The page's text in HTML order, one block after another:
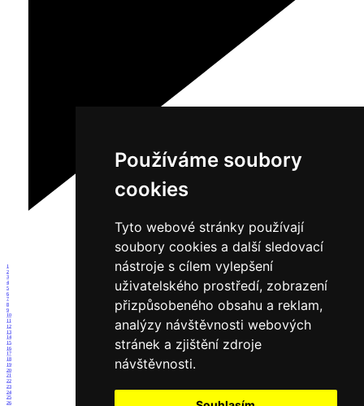
Používáme soubory
cookies
Tyto webové stránky používají
soubory cookies a další sledovací
nástroje s cílem vylepšení
uživatelského prostředí, zobrazení
přizpůsobeného obsahu a reklam,
analýzy návštěvnosti webových
stránek a zjištění zdroje
návštěvnosti.
1
2
3
4
5
6
7
8
9
10
11
12
13
14
15
16
17
18
19
20
21
22
23
24
25
26